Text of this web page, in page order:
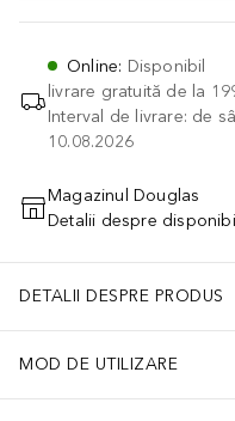
Online: Disponibil
livrare gratuită de la
Interval de livrare: de
10.08.2026
Magazinul Douglas
Detalii despre
DETALII DESPRE PRODUS
MOD DE UTILIZARE